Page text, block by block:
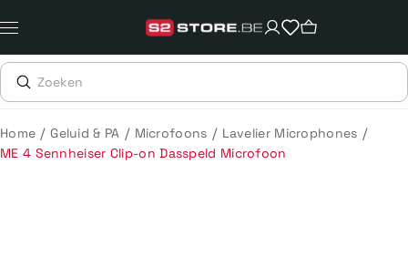
naar
content
Home / Geluid & PA / Microfoons / Lavelier Microphones /
ME 4 Sennheiser Clip-on Dasspeld Microfoon